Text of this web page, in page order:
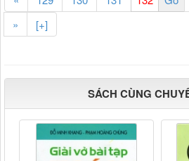
»
[+]
SÁCH CÙNG